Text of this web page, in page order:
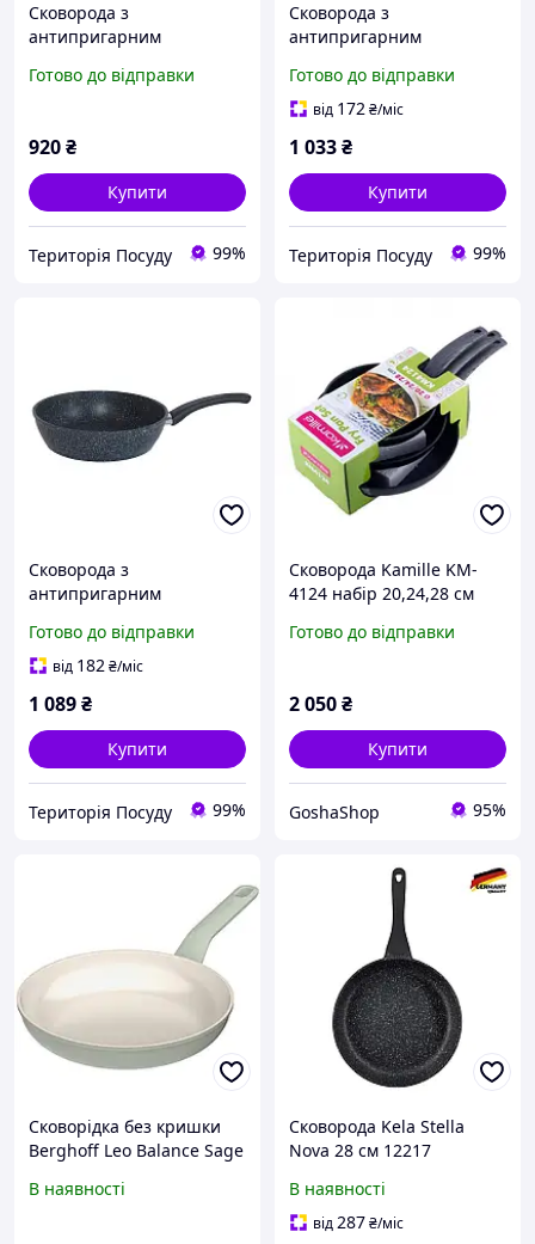
Сковорода з
антипригарним
Stone 24 см (24078P)
Готово до відправки
920₴
Купити
Територія Посуду 99%
Сковорода з
антипригарним
Stone 26 см (26078P)
Готово до відправки
від 172₴/міс
1 033₴
Купити
Територія Посуду 99%
Сковорода з
антипригарним
Stone 28 см (28078P)
Готово до відправки
від 182₴/міс
1 089₴
Купити
Територія Посуду 99%
Сковорода Kamille KM-
4124 набір 20,24,28 см
Готово до відправки
2 050₴
Купити
GoshaShop 95%
Сковорідка без кришки
Berghoff Leo Balance Sage
В наявності
Сковорода Kela Stella
Nova 28 см 12217
В наявності
від287₴/міс